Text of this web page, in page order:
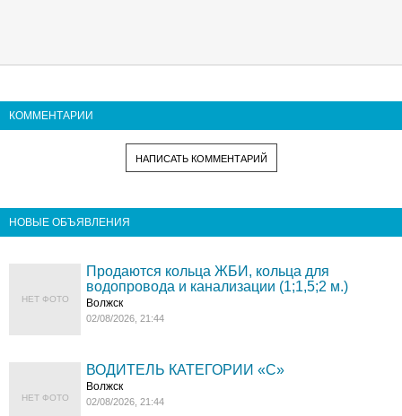
КОММЕНТАРИИ
НАПИСАТЬ КОММЕНТАРИЙ
НОВЫЕ ОБЪЯВЛЕНИЯ
НЕТ ФОТО
Продаются кольца ЖБИ, кольца для
водопровода и канализации (1;1,5;2 м.)
Волжск
02/08/2026, 21:44
НЕТ ФОТО
ВОДИТЕЛЬ КАТЕГОРИИ «C»
Волжск
02/08/2026, 21:44